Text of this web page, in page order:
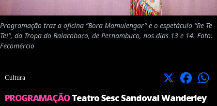
Programação traz a oficina “Bora Mamulengar” e o espetáculo “Re Te
Tei”, da Tropa do Balacobaco, de Pernambuco, nos dias 13 e 14. Foto:
Fecomércio
Cultura X Facebook
PROGRAMAÇÃOTeatro Sesc Sandoval Wanderley